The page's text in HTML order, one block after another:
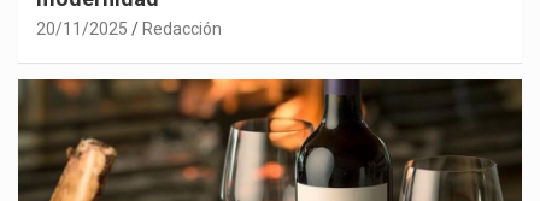
20/11/2025 Redacción